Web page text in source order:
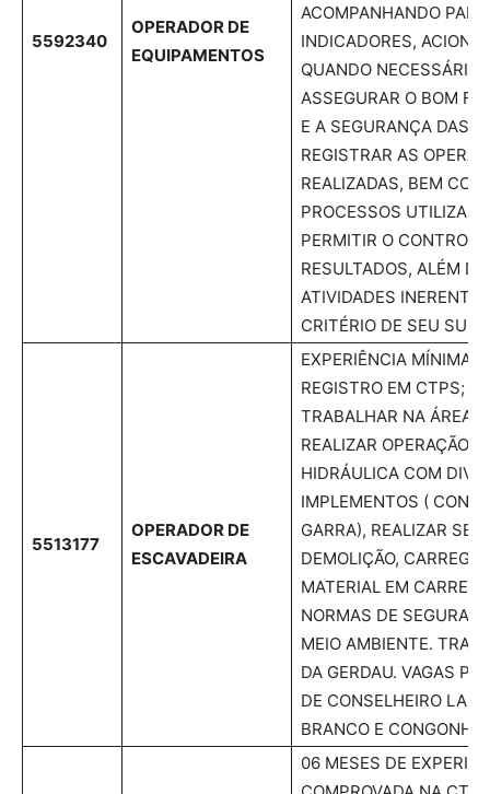
5592340
OPERADOR DE
EQUIPAMENTOS
ACOMPANHANDO
INDICADORES,
QUANDO NECESSÁRIO,
ASSEGURAR O BOM
E A SEGURANÇA DAS
REGISTRAR AS
REALIZADAS, BEM
PROCESSOS
PERMITIR O
RESULTADOS, ALÉM
ATIVIDADES
CRITÉRIO DE SEU
5513177
OPERADOR DE
ESCAVADEIRA
EXPERIÊNCIA MÍNIMA
REGISTRO EM CTPS;
TRABALHAR NA ÁREA
REALIZAR OPERAÇÃO
HIDRÁULICA COM
IMPLEMENTOS (
GARRA), REALIZAR
DEMOLIÇÃO,
MATERIAL EM
NORMAS DE
MEIO AMBIENTE.
DA GERDAU. VAGAS
DE CONSELHEIRO
BRANCO E
06 MESES DE